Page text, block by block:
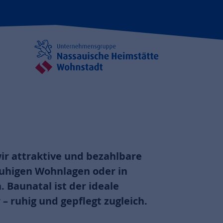
attraktive und bezahlbare
Wohnlagen oder in
Baunatal ist der ideale
ruhig und gepflegt zugleich.